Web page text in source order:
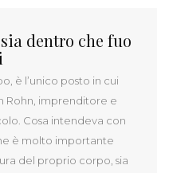
dentro che fuo
è l’unico posto in cui
Rohn, imprenditore e
Cosa intendeva con
è molto importante
del proprio corpo, sia